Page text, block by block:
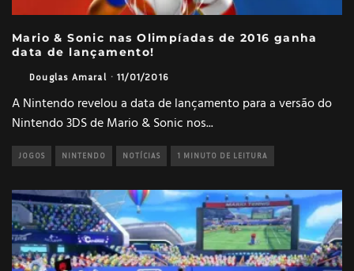
Mario & Sonic nas Olimpíadas de 2016 ganha
data de lançamento!
Douglas Amaral · 11/01/2016
A Nintendo revelou a data de lançamento para a versão do
Nintendo 3DS de Mario & Sonic nos...
JOGOS NINTENDO NOTÍCIAS 1 MINUTO DE LEITURA